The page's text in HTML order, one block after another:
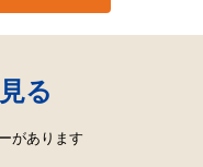
る
があります